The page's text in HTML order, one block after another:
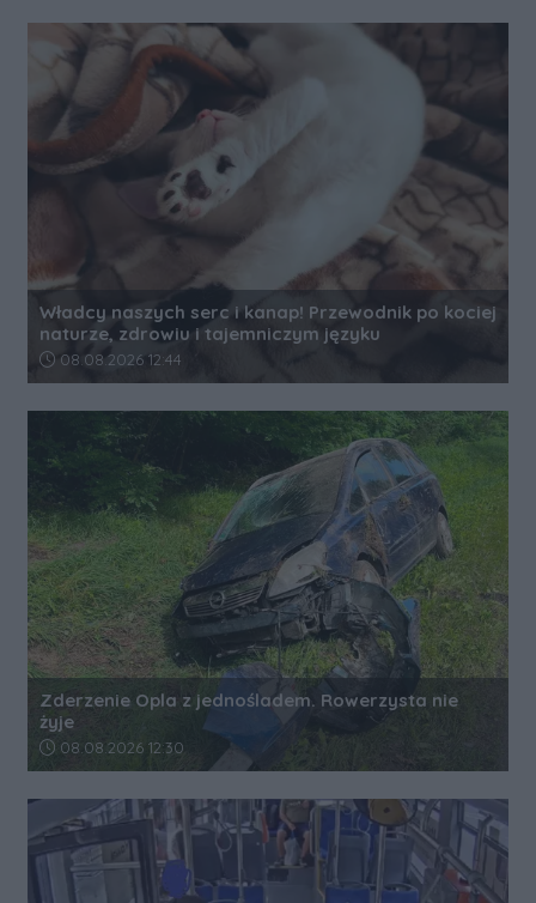
Władcy naszych serc i kanap! Przewodnik po kociej
naturze, zdrowiu i tajemniczym języku
Data dodania artykułu:
08.08.2026 12:44
Zderzenie Opla z jednośladem. Rowerzysta nie
żyje
Data dodania artykułu:
08.08.2026 12:30